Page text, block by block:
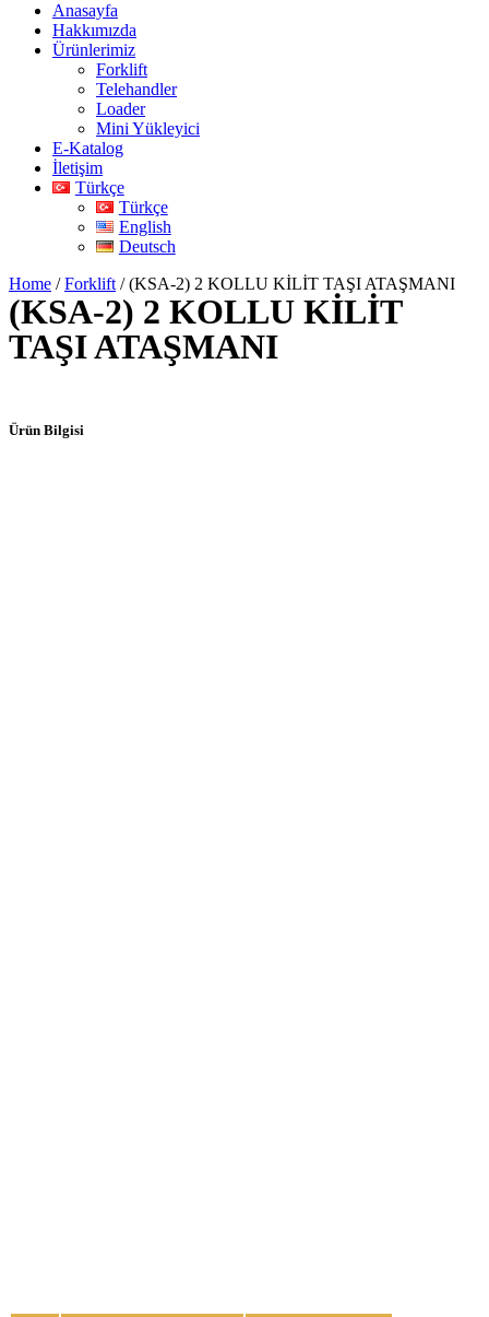
Anasayfa
Hakkımızda
Ürünlerimiz
Forklift
Telehandler
Loader
Mini Yükleyici
E-Katalog
İletişim
Türkçe
Türkçe
English
Deutsch
Home /Forklift / (KSA-2) 2 KOLLU KİLİT TAŞI ATAŞMANI
(KSA-2) 2 KOLLU KİLİT
TAŞI ATAŞMANI
Ürün Bilgisi